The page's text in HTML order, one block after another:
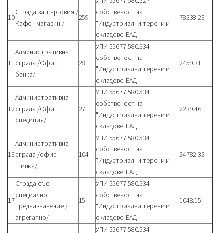
10
Сграда за търговия /
Кафе - магазин /
259
собственост на
"Индустриални терени и
складове"ЕАД
78238.23
11
Административна
сграда /Офис
банка/
28
УПИ 65677.580.534
собственост на
"Индустриални терени и
складове"ЕАД
2459.31
12
Административна
сграда /Офис
спедиция/
27
УПИ 65677.580.534
собственост на
"Индустриални терени и
складове"ЕАД
2239.46
13
Административна
сграда /офис
Шипка/
104
УПИ 65677.580.534
собственост на
"Индустриални терени и
складове"ЕАД
24782.32
17
Сграда със
специално
предназначение /
агрегатно/
15
УПИ 65677.580.534
собственост на
"Индустриални терени и
складове"ЕАД
1048.15
УПИ 65677.580.534